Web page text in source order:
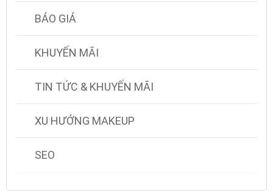
BÁO GIÁ
KHUYẾN MÃI
TIN TỨC & KHUYẾN MÃI
XU HƯỚNG MAKEUP
SEO